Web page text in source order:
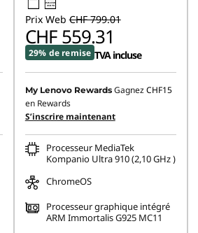
45W-65W
USB PD
Prix Web CHF 799.01
CHF 559.31
29% de remise TVA incluse
My Lenovo Rewards GagnezCHF15
en Rewards
S’inscrire maintenant
Processeur MediaTek
Kompanio Ultra 910 (2,10 GHz )
ChromeOS
Processeur graphique intégré
ARM Immortalis G925 MC11